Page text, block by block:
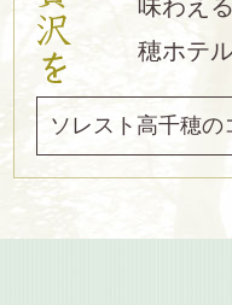
味わえ
穂ホテ
ソレスト高千穂の